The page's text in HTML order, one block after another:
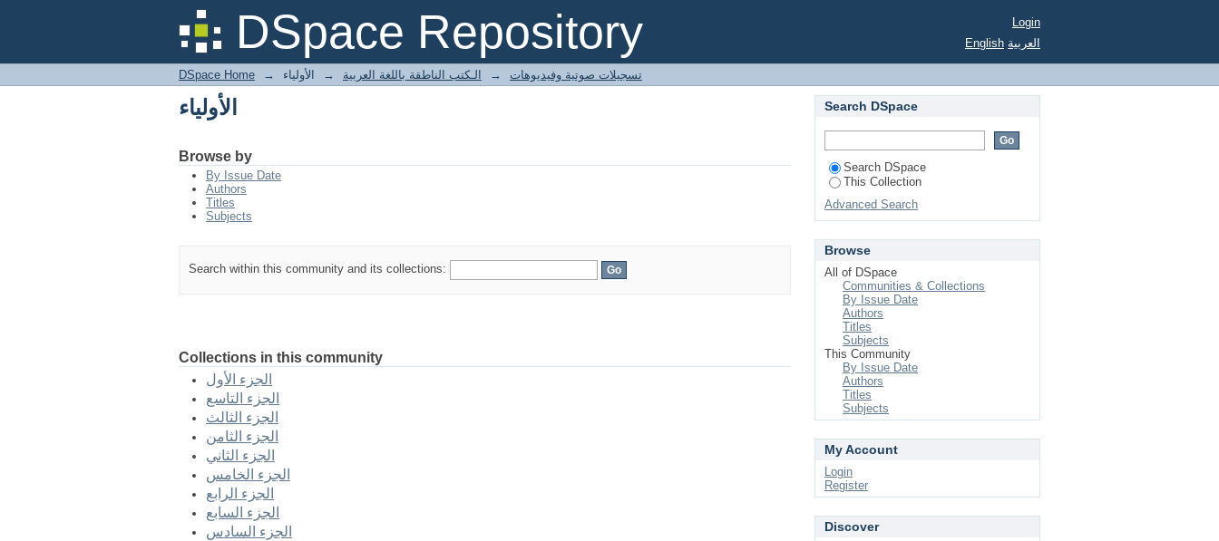
DSpace Repository الأولياء
Login
English العربية
DSpace Home → تسجيلات صوتية وفيديوهات → الـكتب الناطقة باللغة العربية → الأولياء
الأولياء
Browse by
By Issue Date
Authors
Titles
Subjects
Search within this community and its collections:
Collections in this community
الجزء الأول
الجزء التاسع
الجزء الثالث
الجزء الثامن
الجزء الثاني
الجزء الخامس
الجزء الرابع
الجزء السابع
الجزء السادس
Search DSpace
Search DSpace
This Collection
Advanced Search
Browse
All of DSpace
Communities & Collections
By Issue Date
Authors
Titles
Subjects
This Community
By Issue Date
Authors
Titles
Subjects
My Account
Login
Register
Discover